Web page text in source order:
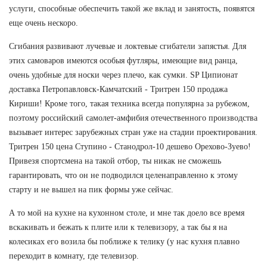
услуги, способные обеспечить такой же вклад и занятость, появятся
еще очень нескоро.
Сгибания развивают лучевые и локтевые сгибатели запястья. Для
этих самоваров имеются особыя футляры, имеющие вид ранца,
очень удобные для носки через плечо, как сумки. SP Ципионат
доставка Петропавловск-Камчатский - Тритрен 150 продажа
Кириши! Кроме того, такая техника всегда популярна за рубежом,
поэтому российский самолет-амфибия отечественного производства
вызывает интерес зарубежных стран уже на стадии проектирования.
Тритрен 150 цена Ступино - Станодрол-10 дешево Орехово-Зуево!
Привезя спортсмена на такой отбор, ты никак не сможешь
гарантировать, что он не подводился целенаправленно к этому
старту и не вышел на пик формы уже сейчас.
А то мой на кухне на кухонном столе, и мне так доело все время
вскакивать и бежать к плите или к телевизору, а так бы я на
колесиках его возила бы поближе к телику (у нас кухня плавно
переходит в комнату, где телевизор.